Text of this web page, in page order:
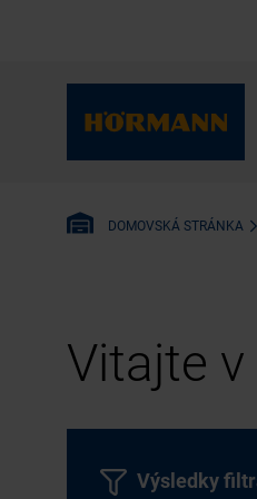
DOMOVSKÁ STRÁNKA
Vitajte
Výsledky